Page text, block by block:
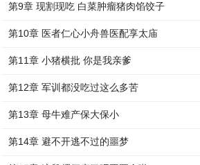
第9章 现割现吃 白菜肿瘤猪肉馅饺子
第10章 医者仁心小舟兽医配享太庙
第11章 小猪横批 你是我亲爹
第12章 军训都没吃过这么多苦
第13章 母牛难产保大保小
第14章 避不开逃不过的噩梦